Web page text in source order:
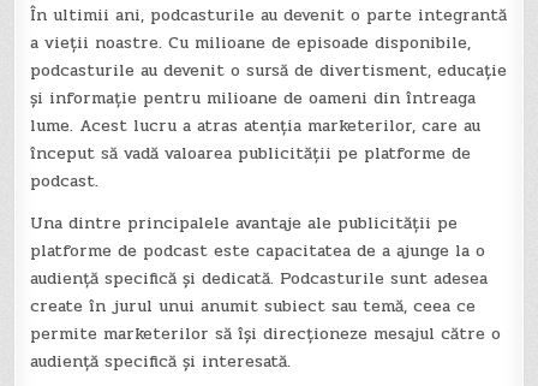
În ultimii ani, podcasturile au devenit o parte integrantă
a vieții noastre. Cu milioane de episoade disponibile,
podcasturile au devenit o sursă de divertisment, educație
și informație pentru milioane de oameni din întreaga
lume. Acest lucru a atras atenția marketerilor, care au
început să vadă valoarea publicității pe platforme de
podcast.
Una dintre principalele avantaje ale publicității pe
platforme de podcast este capacitatea de a ajunge la o
audiență specifică și dedicată. Podcasturile sunt adesea
create în jurul unui anumit subiect sau temă, ceea ce
permite marketerilor să își direcționeze mesajul către o
audiență specifică și interesată.